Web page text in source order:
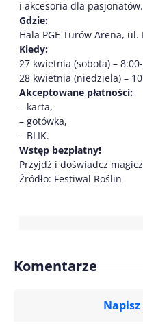
i akcesoria dla pasjonatów.
Gdzie:
Hala PGE Turów Arena,
Kiedy:
27 kwietnia (sobota) –
28 kwietnia (niedziela) –
Akceptowane płatności:
– karta,
– gotówka,
– BLIK.
Wstęp bezpłatny!
Przyjdź i doświadcz
Źródło: Festiwal Roślin
Komentarze